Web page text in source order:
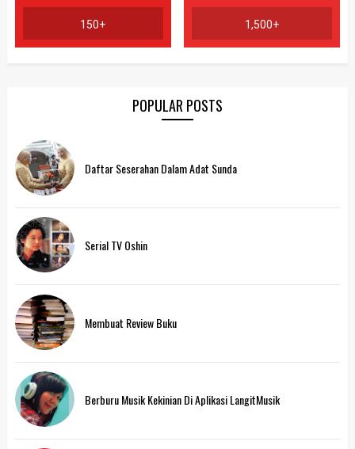
150+ 1,500+
POPULAR POSTS
Daftar Seserahan Dalam Adat Sunda
Serial TV Oshin
Membuat Review Buku
Berburu Musik Kekinian Di Aplikasi LangitMusik